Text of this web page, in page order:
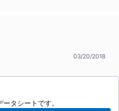
03/20/2018
タシートです。